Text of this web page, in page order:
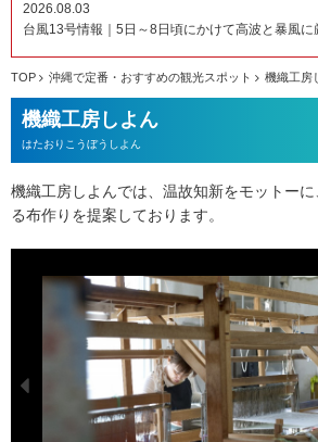
2026.08.03
台風13号情報｜5日～8日頃にかけて高波と暴風に
TOP 沖縄で定番・おすすめの観光スポット 機織工房
機織工房しよん
はたおりこうぼうしよん
機織工房しよんでは、温故知新をモットー
る布作りを提案しております。